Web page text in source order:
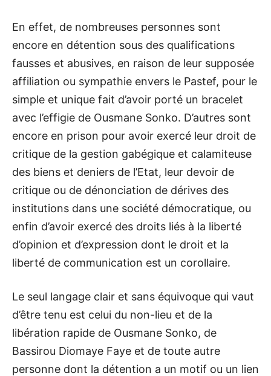
En effet, de nombreuses personnes sont
encore en détention sous des qualifications
fausses et abusives, en raison de leur supposée
affiliation ou sympathie envers le Pastef, pour le
simple et unique fait d’avoir porté un bracelet
avec l’effigie de Ousmane Sonko. D’autres sont
encore en prison pour avoir exercé leur droit de
critique de la gestion gabégique et calamiteuse
des biens et deniers de l’Etat, leur devoir de
critique ou de dénonciation de dérives des
institutions dans une société démocratique, ou
enfin d’avoir exercé des droits liés à la liberté
d’opinion et d’expression dont le droit et la
liberté de communication est un corollaire.
Le seul langage clair et sans équivoque qui vaut
d’être tenu est celui du non-lieu et de la
libération rapide de Ousmane Sonko, de
Bassirou Diomaye Faye et de toute autre
personne dont la détention a un motif ou un lien